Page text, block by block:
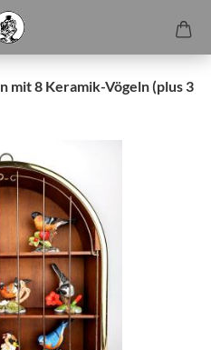
mit 8 Keramik-Vögeln (plus 3